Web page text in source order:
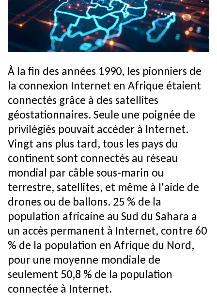
À la fin des années 1990, les pionniers de
la connexion Internet en Afrique étaient
connectés grâce à des satellites
géostationnaires. Seule une poignée de
privilégiés pouvait accéder à Internet.
Vingt ans plus tard, tous les pays du
continent sont connectés au réseau
mondial par câble sous-marin ou
terrestre, satellites, et même à l'aide de
drones ou de ballons. 25 % de la
population africaine au Sud du Sahara a
un accès permanent à Internet, contre 60
% de la population en Afrique du Nord,
pour une moyenne mondiale de
seulement 50,8 % de la population
connectée à Internet.